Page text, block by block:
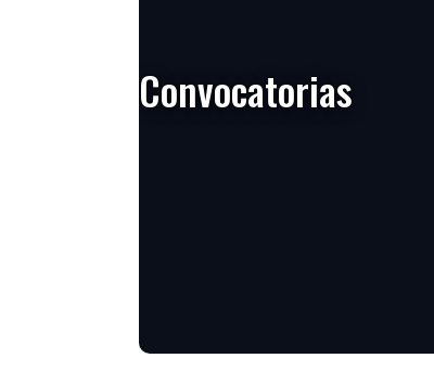
Convocatorias